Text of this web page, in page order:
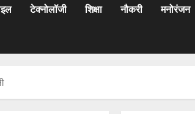
टेक्नोलॉजी शिक्षा नौकरी मनोरंजन